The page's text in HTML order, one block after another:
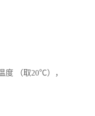
度 （取20℃），